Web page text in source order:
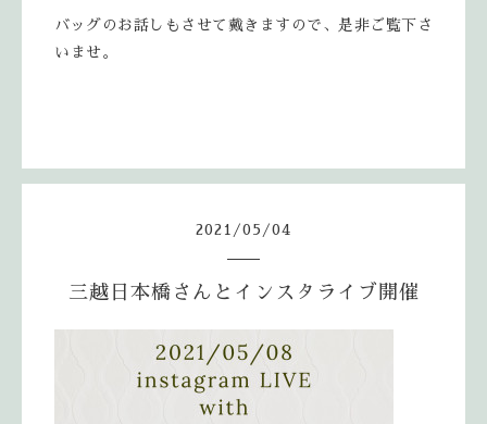
バッグのお話しもさせて戴きますので、是非ご覧下さ
いませ。
2021 /05 /04
三越日本橋さんとインスタライブ開催